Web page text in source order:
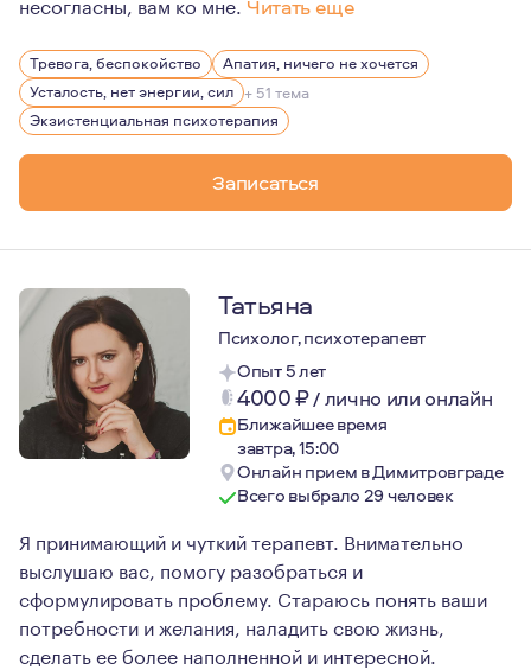
Читать еще
Мне всегда был интересен человек: какой он, что им
Также важное об о мне: на протяжении четырех лет я
Тревога, беспокойство
Апатия, ничего не хочется
Усталость, нет энергии, сил + 51 тема
Экзистенциальная психотерапия
Записаться
Татьяна
Психолог, психотерапевт
Опыт 5 лет
4000₽/лично или онлайн
Ближайшее время
завтра, 15:00
Онлайн прием в Димитровграде
Всего выбрало 29 человек
Я принимающий и чуткий терапевт. Внимательно
выслушаю вас, помогу разобраться и
сформулировать проблему. Стараюсь понять ваши
потребности и желания, наладить свою жизнь,
сделать ее более наполненной и интересной.